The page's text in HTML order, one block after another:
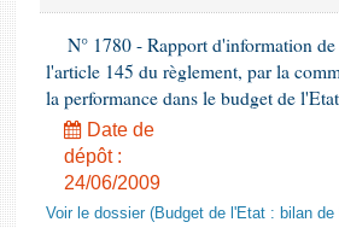
N° 1780 - Rapport d'information
l'article 145 du règlement, par la
la performance dans le budget de l'Etat
Date de
dépôt :
24/06/2009
Voir le dossier (Budget de l'Etat : bilan